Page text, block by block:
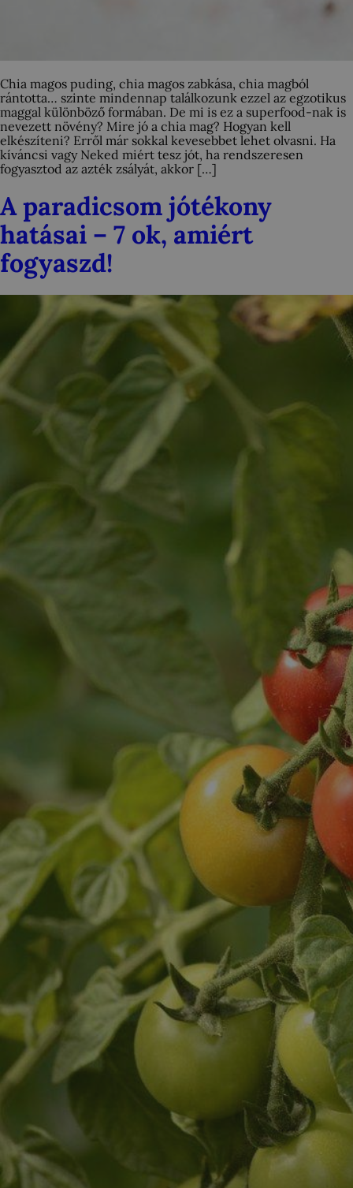
Chia magos puding, chia magos zabkása, chia magból
rántotta… szinte mindennap találkozunk ezzel az egzotikus
maggal különböző formában. De mi is ez a superfood-nak is
nevezett növény? Mire jó a chia mag? Hogyan kell
elkészíteni? Erről már sokkal kevesebbet lehet olvasni. Ha
kíváncsi vagy Neked miért tesz jót, ha rendszeresen
fogyasztod az azték zsályát, akkor […]
A paradicsom jótékony
hatásai – 7 ok, amiért
fogyaszd!